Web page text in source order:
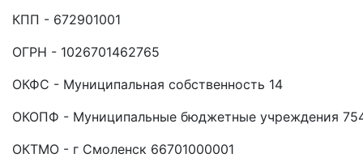
КПП - 672901001
ОГРН - 1026701462765
ОКФС - Муниципальная собственность 14
ОКОПФ - Муниципальные бюджетные учреждения
ОКТМО - г Смоленск 66701000001